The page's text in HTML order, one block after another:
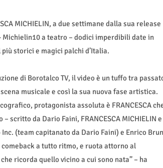
MICHIELIN, a due settimane dalla sua release
Michielin10 a teatro – dodici imperdibili date in
storici e magici palchi d’Italia.
di Borotalco TV, il video è un tuffo tra
musicale e così la sua nuova fase artistica.
protagonista assoluta è FRANCESCA
da Dario Faini, FRANCESCA MICHIELIN e
(team capitanato da Dario Faini) e Enrico Brun
a tutto ritmo, e ruota attorno al
ricorda quello vicino a cui sono nata” – ha